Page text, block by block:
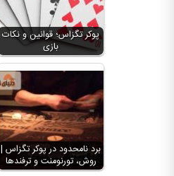
پوکر تگزاس؛ قوانین و نکات
بازی
برد نامحدود در پوکر تگزاس |
روش، تورنومنت و ترفندها